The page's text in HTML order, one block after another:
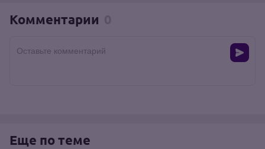
Комментарии
Оставьте комментарий
Еще по теме